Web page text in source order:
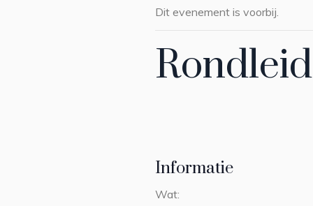
Dit evenement is voorbij.
Informatie
Wat: